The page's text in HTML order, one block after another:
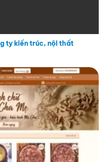
ty kiến trúc, nội thất